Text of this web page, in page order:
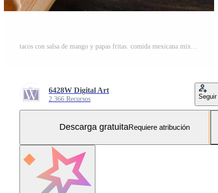
6428W Digital Art
2.366 Recursos Seguir
Descarga gratuitaRequiere atribución